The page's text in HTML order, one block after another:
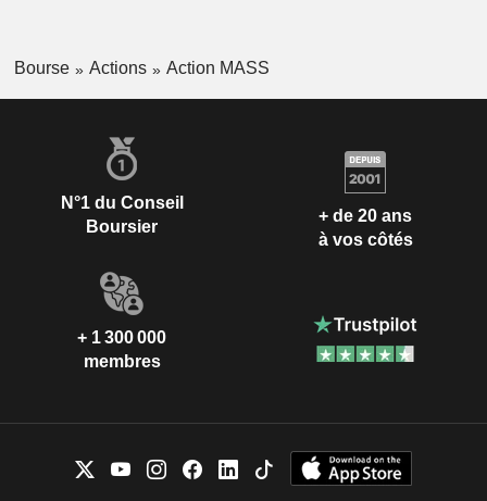
Bourse Actions Action MASS
N°1 du Conseil
Boursier
+ de 20 ans
à vos côtés
+ 1 300 000
membres